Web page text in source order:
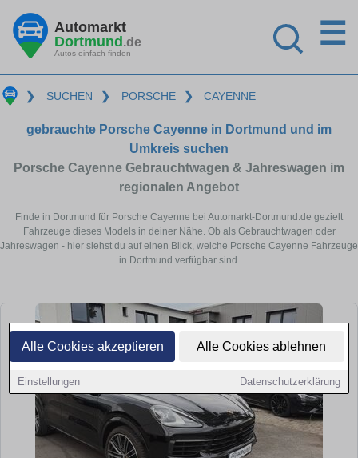
Alle Cookies akzeptieren Alle Cookies ablehnen
Einstellungen Datenschutzerklärung
Automarkt
Dortmund.de
Autos einfach finden
☰
❯ SUCHEN ❯ PORSCHE ❯ CAYENNE
gebrauchte Porsche Cayenne in Dortmund und im
Umkreis suchen
Porsche Cayenne Gebrauchtwagen & Jahreswagen im
regionalen Angebot
Finde in Dortmund für Porsche Cayenne bei Automarkt-Dortmund.de gezielt
Fahrzeuge dieses Models in deiner Nähe. Ob als Gebrauchtwagen oder
Jahreswagen - hier siehst du auf einen Blick, welche Porsche Cayenne Fahrzeuge
in Dortmund verfügbar sind.